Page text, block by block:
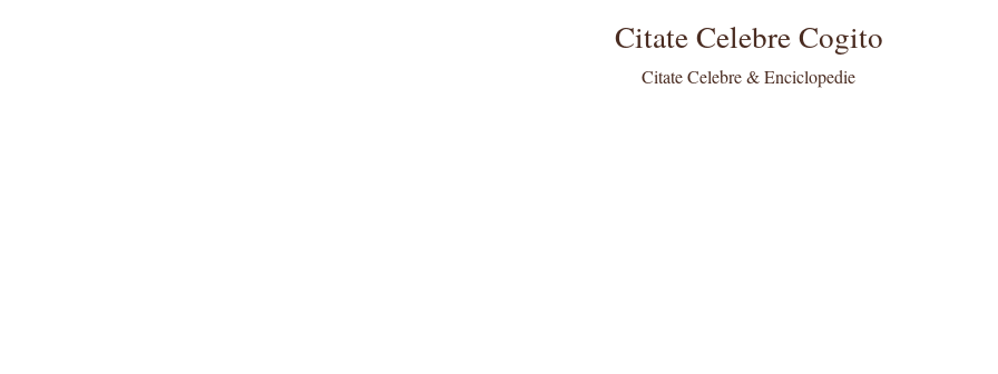
Citate Celebre Cogito
Citate Celebre & Enciclopedie